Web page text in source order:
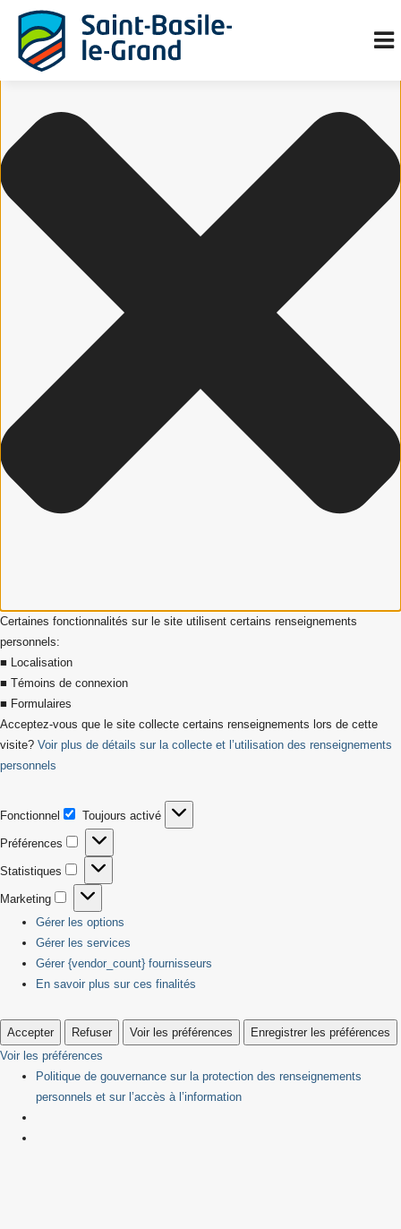
Gérer le consentement aux cookies
Certaines fonctionnalités sur le site utilisent certains renseignements
personnels:
■ Localisation
■ Témoins de connexion
■ Formulaires
Acceptez-vous que le site collecte certains renseignements lors de cette
visite? Voir plus de détails sur la collecte et l’utilisation des renseignements
personnels
Fonctionnel
Fonctionnel
Toujours activé
Préférences
Préférences
Statistiques
Statistiques
Marketing
Marketing
Gérer les options
Gérer les services
Gérer {vendor_count} fournisseurs
En savoir plus sur ces finalités
Accepter Refuser Voir les préférences
Enregistrer les préférences
Voir les préférences
Politique de gouvernance sur la protection des renseignements
personnels et sur l’accès à l’information